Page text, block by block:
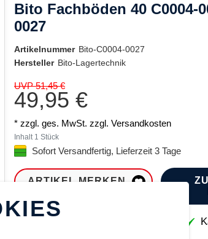
Bito Fachböden 40 C0004-
0027
Artikelnummer Bito-C0004-0027
Hersteller Bito-Lagertechnik
UVP 51,45 €
49,95 €
* zzgl. ges. MwSt. zzgl. Versandkosten
Inhalt 1 Stück
Sofort Versandfertig, Lieferzeit 3 Tage
ARTIKEL MERKEN